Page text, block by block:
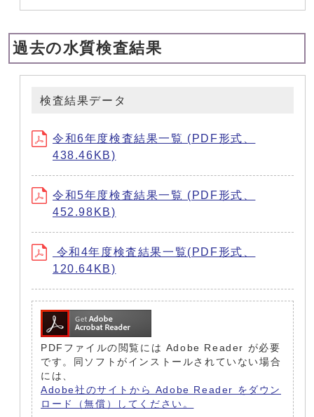
過去の水質検査結果
検査結果データ
令和6年度検査結果一覧 (PDF形式、
438.46KB)
令和5年度検査結果一覧 (PDF形式、
452.98KB)
令和4年度検査結果一覧(PDF形式、
120.64KB)
PDFファイルの閲覧には Adobe Reader が必要
です。同ソフトがインストールされていない場合
には、
Adobe社のサイトから Adobe Reader をダウン
ロード（無償）してください。